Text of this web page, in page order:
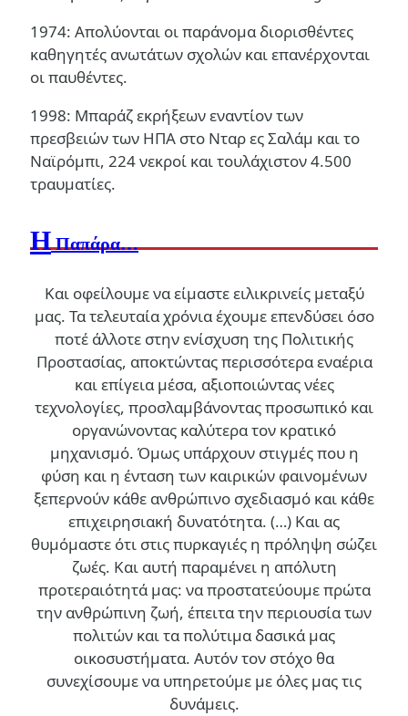
1974: Απολύονται οι παράνομα διορισθέντες
καθηγητές ανωτάτων σχολών και επανέρχονται
οι παυθέντες.
1998: Μπαράζ εκρήξεων εναντίον των
πρεσβειών των ΗΠΑ στο Νταρ ες Σαλάμ και το
Ναϊρόμπι, 224 νεκροί και τουλάχιστον 4.500
τραυματίες.
ΗΠαπάρα…
Και οφείλουμε να είμαστε ειλικρινείς μεταξύ
μας. Τα τελευταία χρόνια έχουμε επενδύσει όσο
ποτέ άλλοτε στην ενίσχυση της Πολιτικής
Προστασίας, αποκτώντας περισσότερα εναέρια
και επίγεια μέσα, αξιοποιώντας νέες
τεχνολογίες, προσλαμβάνοντας προσωπικό και
οργανώνοντας καλύτερα τον κρατικό
μηχανισμό. Όμως υπάρχουν στιγμές που η
φύση και η ένταση των καιρικών φαινομένων
ξεπερνούν κάθε ανθρώπινο σχεδιασμό και κάθε
επιχειρησιακή δυνατότητα. (…) Και ας
θυμόμαστε ότι στις πυρκαγιές η πρόληψη σώζει
ζωές. Και αυτή παραμένει η απόλυτη
προτεραιότητά μας: να προστατεύουμε πρώτα
την ανθρώπινη ζωή, έπειτα την περιουσία των
πολιτών και τα πολύτιμα δασικά μας
οικοσυστήματα. Αυτόν τον στόχο θα
συνεχίσουμε να υπηρετούμε με όλες μας τις
δυνάμεις.